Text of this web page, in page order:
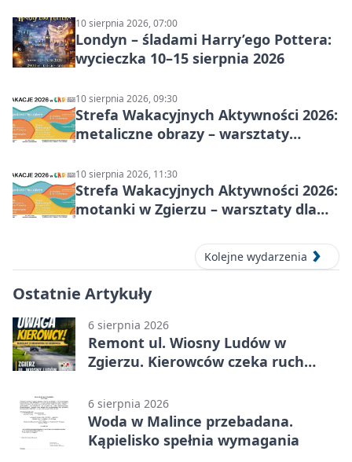
10 sierpnia 2026, 07:00
Londyn – śladami Harry’ego Pottera:
wycieczka 10–15 sierpnia 2026
10 sierpnia 2026, 09:30
Strefa Wakacyjnych Aktywności 2026:
metaliczne obrazy – warsztaty
10 sierpnia 2026, 11:30
Strefa Wakacyjnych Aktywności 2026:
motanki w Zgierzu – warsztaty dla
Kolejne wydarzenia
Ostatnie Artykuły
6 sierpnia 2026
Remont ul. Wiosny Ludów w
Zgierzu. Kierowców czeka ruch
6 sierpnia 2026
Woda w Malince przebadana.
Kąpielisko spełnia wymagania